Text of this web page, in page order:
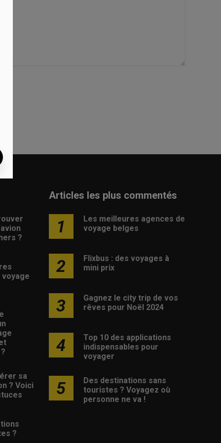
?
sa
? Voici
?
Articles les plus commentés
1
Les meilleures agences de
voyage belges
2
Flixbus : des voyages à
mini prix
3
Gagnez le city trip de vos
rêves pour Noël 2024
4
Top 10 des applications
indispensables pour
voyager
5
Des destinations sans
touristes ? Voyagez où
personne ne va !